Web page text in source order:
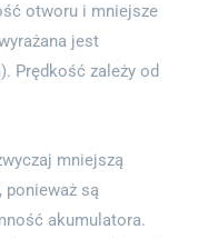
otworu i mniejsze
jest
Prędkość zależy od
mniejszą
ponieważ są
akumulatora.